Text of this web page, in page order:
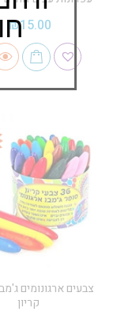
₪15.00
צבעים ארגונומים
קריון